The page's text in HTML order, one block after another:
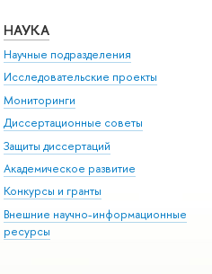
НАУКА
Научные подразделения
Исследовательские проекты
Мониторинги
Диссертационные советы
Защиты диссертаций
Академическое развитие
Конкурсы и гранты
Внешние научно-информационные
ресурсы